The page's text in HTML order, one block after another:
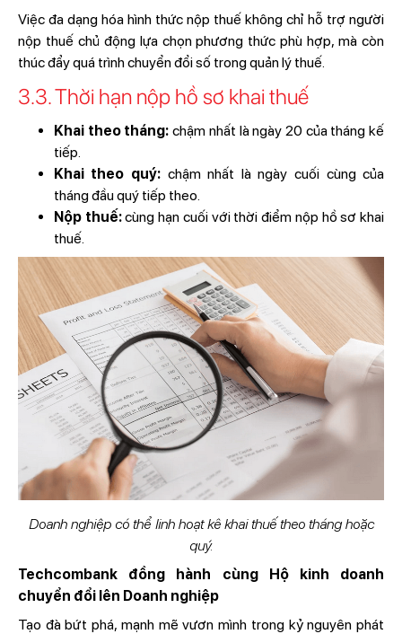
Việc đa dạng hóa hình thức nộp thuế không chỉ hỗ trợ người
nộp thuế chủ động lựa chọn phương thức phù hợp, mà còn
thúc đẩy quá trình chuyển đổi số trong quản lý thuế.
3.3. Thời hạn nộp hồ sơ khai thuế
Khai theo tháng: chậm nhất là ngày 20 của tháng kế
tiếp.
Khai theo quý: chậm nhất là ngày cuối cùng của
tháng đầu quý tiếp theo.
Nộp thuế:cùng hạn cuối với thời điểm nộp hồ sơ khai
thuế.
Doanh nghiệp có thể linh hoạt kê khai thuế theo tháng hoặc
quý.
Techcombank đồng hành cùng Hộ kinh doanh
chuyển đổi lên Doanh nghiệp
Tạo đà bứt phá, mạnh mẽ vươn mình trong kỷ nguyên phát